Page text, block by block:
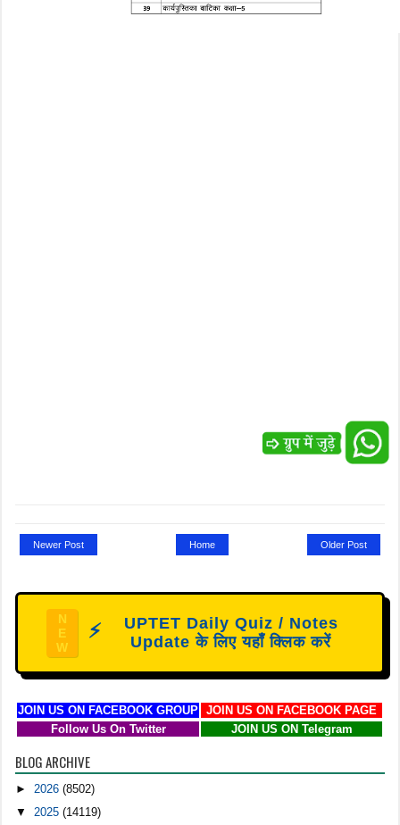
Newer Post Older Post
Home
N
E
W
⚡
UPTET Daily Quiz / Notes
Update के लिए यहाँ क्लिक करें
JOIN US ON FACEBOOK GROUP
JOIN US ON FACEBOOK PAGE
Follow Us On Twitter
JOIN US ON Telegram
BLOG ARCHIVE
► 2026(8502)
▼ 2025(14119)